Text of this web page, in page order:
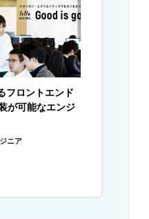
フロントエンド
が可能なエンジ
ニア